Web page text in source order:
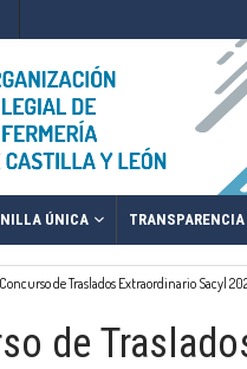
ÚNICA TRANSPARENCIA
Concurso de Traslados Extraordinario Sacyl
de